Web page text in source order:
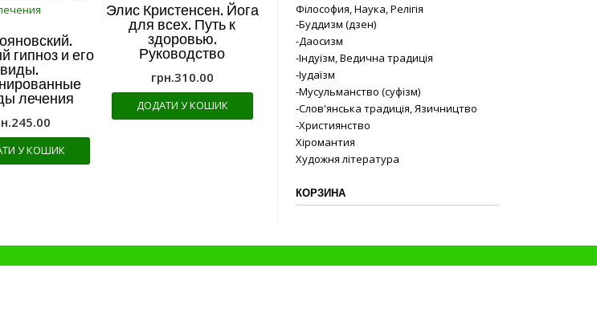
гипноз и его
виды.
лечения
245.00
У КОШИК
Элис Кристенсен. Йога
для всех. Путь к
здоровью.
Руководство
грн.310.00
ДОДАТИ У КОШИК
Філософия, Наука, Релігія
-Буддизм (дзен)
-Даосизм
-Індуїзм, Ведична традиція
-Іудаїзм
-Мусульманство (суфізм)
-Слов'янська традиція, Язичництво
-Християнство
Хіромантия
Художня література
КОРЗИНА